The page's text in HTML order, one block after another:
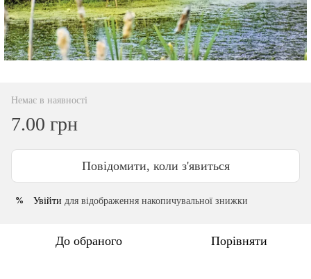
Немає в наявності
7.00 грн
Повідомити, коли з'явиться
% Увійти для відображення накопичувальної знижки
До обраного Порівняти